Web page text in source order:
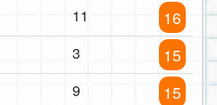
11 16
3 15
9 15